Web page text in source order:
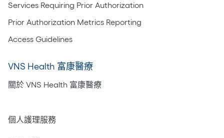
Services Requiring Prior Authorization
Prior Authorization Metrics Reporting
Access Guidelines
VNS Health 富康醫療
關於 VNS Health 富康醫療
個人護理服務